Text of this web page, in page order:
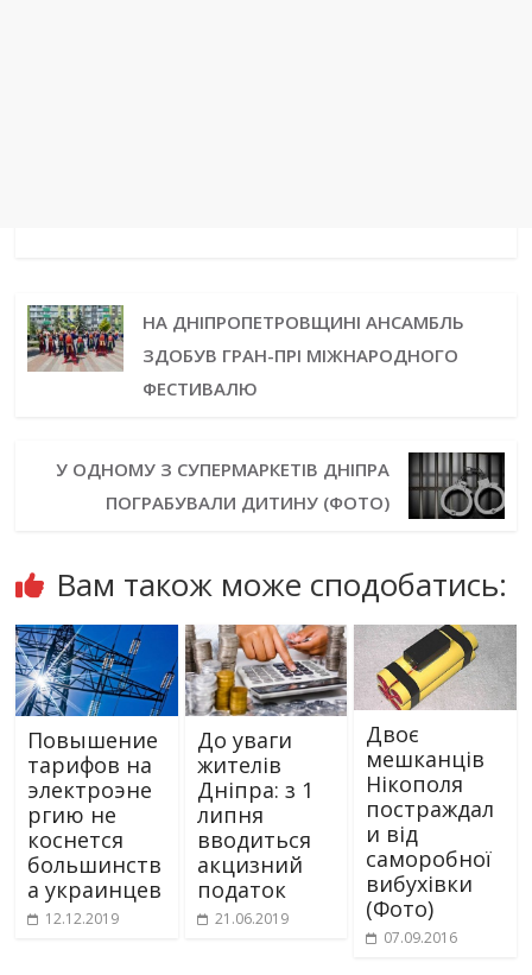
НА ДНІПРОПЕТРОВЩИНІ АНСАМБЛЬ
ЗДОБУВ ГРАН-ПРІ МІЖНАРОДНОГО
ФЕСТИВАЛЮ
У ОДНОМУ З СУПЕРМАРКЕТІВ ДНІПРА
ПОГРАБУВАЛИ ДИТИНУ (ФОТО)
Вам також може сподобатись:
Повышение
тарифов на
электроэне
ргию не
коснется
большинств
а украинцев
12.12.2019
До уваги
жителів
Дніпра: з 1
липня
вводиться
акцизний
податок
21.06.2019
Двоє
мешканців
Нікополя
постраждал
и від
саморобної
вибухівки
(Фото)
07.09.2016